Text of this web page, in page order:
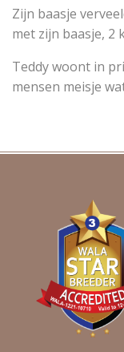
Zijn baasje
met zijn baasje, 2
Teddy woont in
mensen meisje